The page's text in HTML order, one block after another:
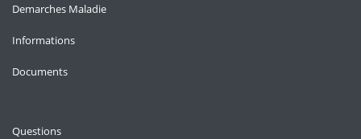
Demarches Maladie
Informations
Documents
Questions